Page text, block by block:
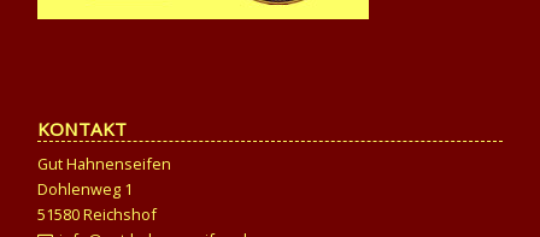
KONTAKT
Gut Hahnenseifen
Dohlenweg 1
51580 Reichshof